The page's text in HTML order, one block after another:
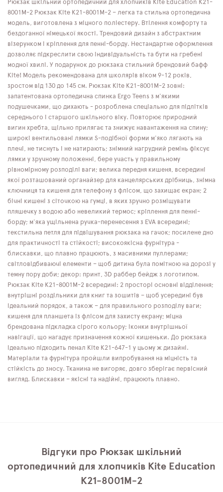
Рюкзак шкільний ортопедичний для хлопчиків Kite Education K21-
8001M-2 Рюкзак Kite K21-8001M-2 – легка та стильна ортопедична
модель, виготовлена ​​з міцного поліестеру. Втілення комфорту та
бездоганної німецької якості. Трендовий дизайн з абстрактним
візерунком і кріплення для пенні-борду. Нестандартне оформлення
дозволяє підкреслити свою індивідуальність та бути на гребені
модної хвилі. У подарунок до рюкзака стильний брендовий бафф
Kite! Модель рекомендована для школярів віком 9-12 років,
зростом від 130 до 145 см. Рюкзак Kite K21-8001M-2 зовні:
запатентована ортопедична спинка Ergo Teens з м'якими
подушечками, що дихають - розроблена спеціально для підлітків
середнього і старшого шкільного віку. Повторює природний
вигин хребта, щільно прилягає та знижує навантаження на спину;
широкі вентильовані лямки S-подібної форми м'яко лягають на
плечі, не тиснуть і не натирають; знімний нагрудний ремінь фіксує
лямки у зручному положенні, бере участь у правильному
рівномірному розподілі ваги; велика передня кишеня, всередині
якої розташований органайзер для канцелярських дрібниць, знімна
ключниця та кишеня для телефону з флісом, що захищає екран; 2
бічні кишені з сіточкою на гумці, в яких зручно розміщувати
пляшечку з водою або невеликий термос; кріплення для пенні-
борду; м'яка ущільнена ручка-перенесення з EVA всередині;
текстильна петля для підвішування рюкзака на гачок; посилене дно
для практичності та стійкості; високоякісна фурнітура -
блискавки, що плавно працюють, з масивними пуллерами;
світловідбиваючі елементи – щоб дитина була помітною на дорозі у
темну пору доби; декор: принт, 3D раббер бейдж з логотипом.
Рюкзак Kite K21-8001M-2 всередині: 2 просторі основні відділення;
внутрішні роздільники для книг та зошитів – щоб усередині був
ідеальний порядок, а також – для правильного розподілу ваги;
кишеня для планшета із флісом для захисту екрану; міцна
брендована підкладка сірого кольору; іконки внутрішньої
навігації, що нагадує призначення кожної кишеньки. До рюкзака
ідеально підходить пенал Kite K21-647-1 у цьому ж дизайні.
Матеріали та фурнітура пройшли випробування на міцність та
стійкість до зносу. Тканина не вигоряє, довго зберігає первісний
вигляд. Блискавки – якісні та надійні, працюють плавно.
Відгуки про Рюкзак шкільний
ортопедичний для хлопчиків Kite Education
K21-8001M-2